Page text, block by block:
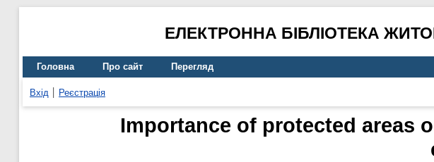
ЕЛЕКТРОННА БІБЛІОТЕКА
Головна Про сайт Перегляд
Вхід Реєстрація
Importance of protected areas